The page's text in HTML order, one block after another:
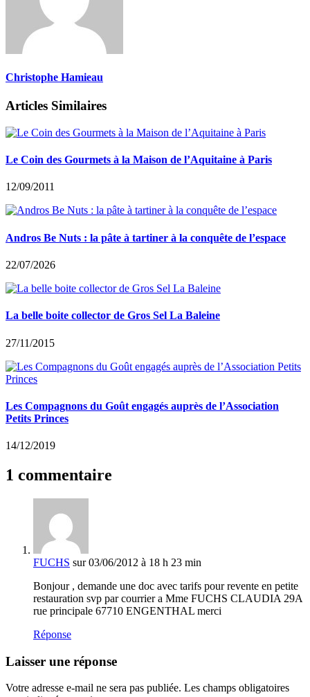
Christophe Hamieau
Articles Similaires
Le Coin des Gourmets à la Maison de l’Aquitaine à Paris
12/09/2011
Andros Be Nuts : la pâte à tartiner à la conquête de l’espace
22/07/2026
La belle boite collector de Gros Sel La Baleine
27/11/2015
Les Compagnons du Goût engagés auprès de l’Association
Petits Princes
14/12/2019
1 commentaire
FUCHS sur 03/06/2012 à 18 h 23 min
Bonjour , demande une doc avec tarifs pour revente en petite
restauration svp par courrier a Mme FUCHS CLAUDIA 29A
rue principale 67710 ENGENTHAL merci
Réponse
Laisser une réponse
Votre adresse e-mail ne sera pas publiée. Les champs obligatoires